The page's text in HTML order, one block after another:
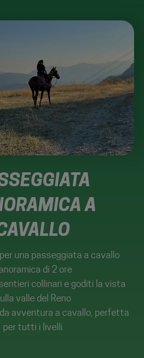
A
una passeggiata a cavallo
di 2 ore
collinari e goditi la vista
valle del Reno
avventura a cavallo, perfetta
per tutti i livelli